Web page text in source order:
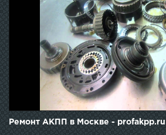
Ремонт АКПП в Москве - profakpp.ru